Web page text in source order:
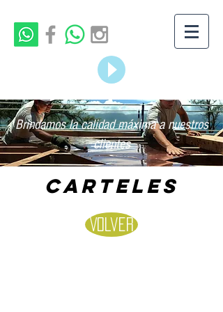
Brindamos la calidad máxima a nuestros
clientes
CARTELES
Volver